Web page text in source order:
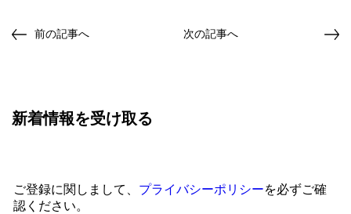
前の記事へ 次の記事へ
新着情報を受け取る
ご登録に関しまして、 プライバシーポリシーを必ずご確
認ください。